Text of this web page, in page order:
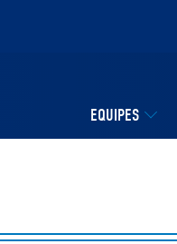
EQUIPES